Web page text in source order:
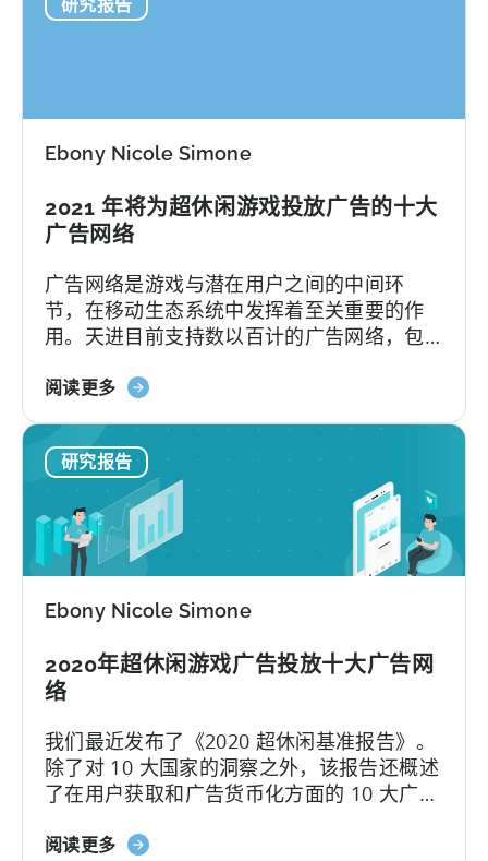
第
休
告》：
H1
2020
Ebony Nicole Simone
2021 年将为超休闲游戏投放广告的十大
广告网络
广告网络是游戏与潜在用户之间的中间环
节，在移动生态系统中发挥着至关重要的作
用。天进目前支持数以百计的广告网络，包
先者，如 TikTok。"广告网络是广告商推广游
阅读更多关
年
超
休
闲
游
戏
广
告
的
大
广
告
网
络
研究报告
Ebony Nicole Simone
2020年超休闲游戏广告投放十大广告网
络
我们最近发布了《2020 超休闲基准报告》。
除了对 10 大国家的洞察之外，该报告还概述
了在用户获取和广告货币化方面的 10 大广告
再熟悉不过了，但您还可以通过其他渠道购
阅读更多关